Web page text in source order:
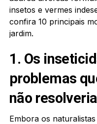
insetos e vermes
confira 10 principais
jardim.
1. Os
problemas
não
Embora os